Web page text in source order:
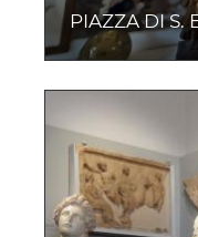
PIAZZA DI S.